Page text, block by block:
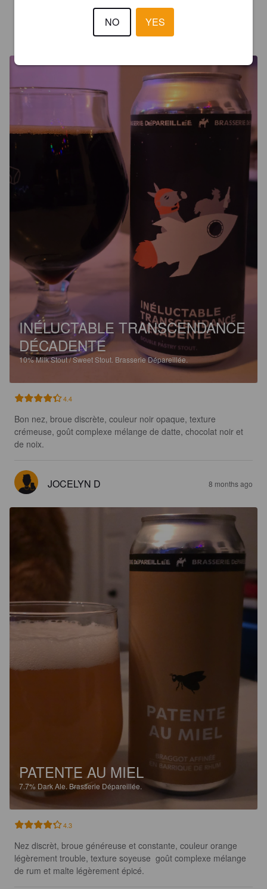
JOCELYN D
INÉLUCTABLE TRANSCENDANCE
DÉCADENTE
10%Milk Stout / Sweet Stout. Brasserie Dépareillée.
4.4
Bon nez, broue discrète, couleur noir opaque, texture
crémeuse, goût complexe mélange de datte, chocolat noir et
de noix.
JOCELYN D 8 months ago
PATENTE AU MIEL
7.7% Dark Ale. Brasserie Dépareillée.
4.3
Nez discrèt, broue généreuse et constante, couleur orange
légèrement trouble, texture soyeuse  goût complexe mélange
de rum et malte légèrement épicé.
NO YES